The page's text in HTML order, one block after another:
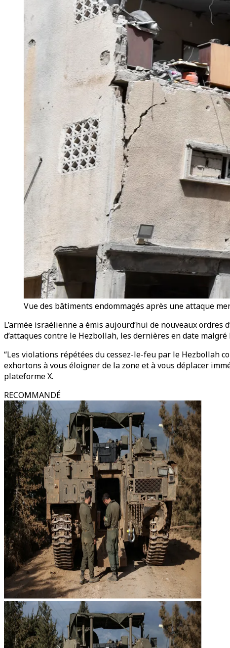
Vue des bâtiments endommagés après une attaque
L’armée israélienne a émis aujourd’hui de nouveaux
d’attaques contre le Hezbollah, les dernières en date malgré
“Les violations répétées du cessez-le-feu par le Hezbollah
exhortons à vous éloigner de la zone et à vous déplacer
plateforme X.
RECOMMANDÉ